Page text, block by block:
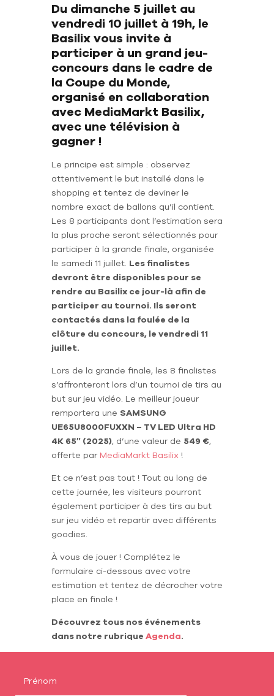
Du dimanche 5 juillet au
vendredi 10 juillet à 19h, le
Basilix vous invite à
participer à un grand jeu-
concours dans le cadre de
la Coupe du Monde,
organisé en collaboration
avec MediaMarkt Basilix,
avec une télévision à
gagner !
Le principe est simple : observez
attentivement le but installé dans le
shopping et tentez de deviner le
nombre exact de ballons qu’il contient.
Les 8 participants dont l’estimation sera
la plus proche seront sélectionnés pour
participer à la grande finale, organisée
le samedi 11 juillet. Les finalistes
devront être disponibles pour se
rendre au Basilix ce jour-là afin de
participer au tournoi. Ils seront
contactés dans la foulée de la
clôture du concours, le vendredi 11
juillet.
Lors de la grande finale, les 8 finalistes
s’affronteront lors d’un tournoi de tirs au
but sur jeu vidéo. Le meilleur joueur
remportera une SAMSUNG
UE65U8000FUXXN – TV LED Ultra HD
4K 65″ (2025), d’une valeur de 549 €,
offerte par MediaMarkt Basilix !
Et ce n’est pas tout ! Tout au long de
cette journée, les visiteurs pourront
également participer à des tirs au but
sur jeu vidéo et repartir avec différents
goodies.
À vous de jouer ! Complétez le
formulaire ci-dessous avec votre
estimation et tentez de décrocher votre
place en finale !
Découvrez tous nos événements
dans notre rubrique Agenda.